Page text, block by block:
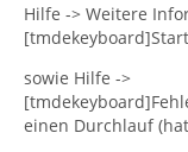
Hilfe -> Weitere
sowie Hilfe ->
einen Durchlauf